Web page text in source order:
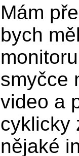
Mám
bych
smyčce
video a
cyklicky
nějaké